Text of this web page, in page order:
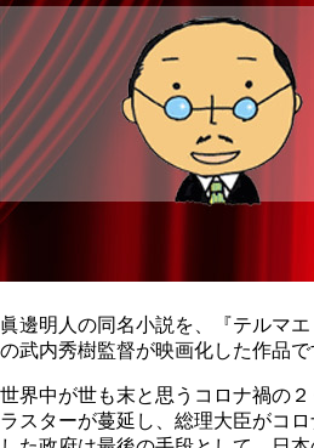
眞邊明人の同名小説を、『テルマエ
の武内秀樹監督が映画化した作品で
世界中が世も末と思うコロナ禍の
ラスターが蔓延し、総理大臣がコ